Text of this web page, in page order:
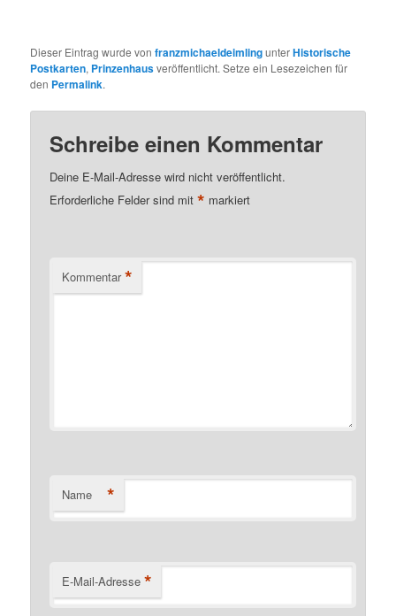
Dieser Eintrag wurde vonfranzmichaeldeimlingunterHistorische
Postkarten, Prinzenhausveröffentlicht. Setze ein Lesezeichen für
den Permalink.
Schreibe einen Kommentar
Deine E-Mail-Adresse wird nicht veröffentlicht.
Erforderliche Felder sind mit* markiert
Kommentar *
Name *
E-Mail-Adresse *